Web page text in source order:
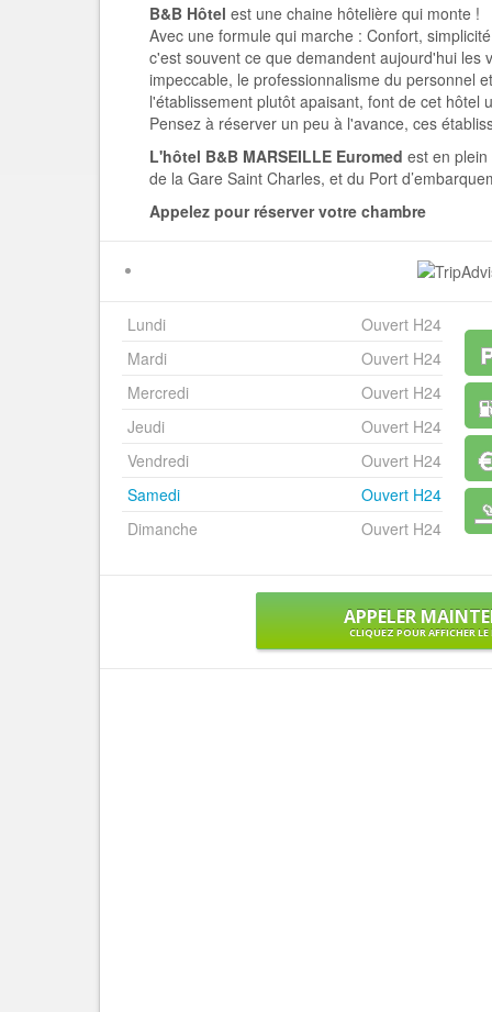
B&B Hôtel est une chaine hôtelière qui monte !
Avec une formule qui marche : Confort,
c'est souvent ce que demandent aujourd'hui les
impeccable, le professionnalisme du personnel
l'établissement plutôt apaisant, font de cet hôtel
Pensez à réserver un peu à l'avance, ces
L'hôtel B&B MARSEILLE Euromed est en
de la Gare Saint Charles, et du Port
Appelez pour réserver votre chambre
Lundi
Ouvert H24
Mardi
Ouvert H24
Mercredi
Ouvert H24
Jeudi
Ouvert H24
Vendredi
Ouvert H24
Samedi
Ouvert H24
Dimanche
Ouvert H24
APPELER
CLIQUEZ POUR AFFICHER